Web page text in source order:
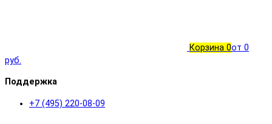
Корзина 0от 0
руб.
Поддержка
+7 (495) 220-08-09